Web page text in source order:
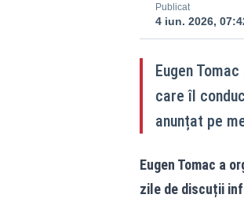
Publicat
4 iun. 2026,
Eugen
care îl
anunțat pe
Eugen Tomac a
zile de discuții